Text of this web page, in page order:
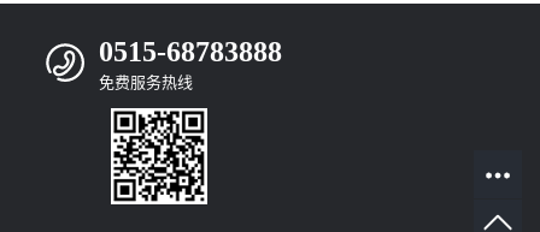
0515-68783888
免费服务热线